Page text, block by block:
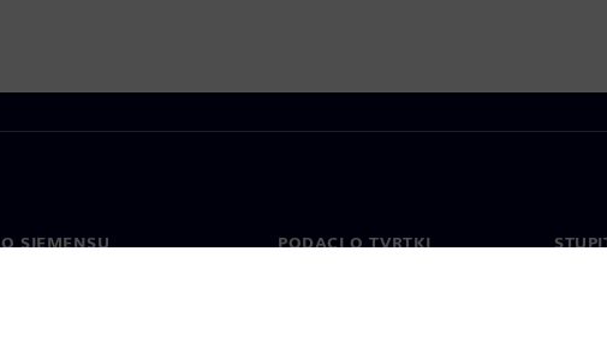
O SIEMENSU PODACI O TVRTKI